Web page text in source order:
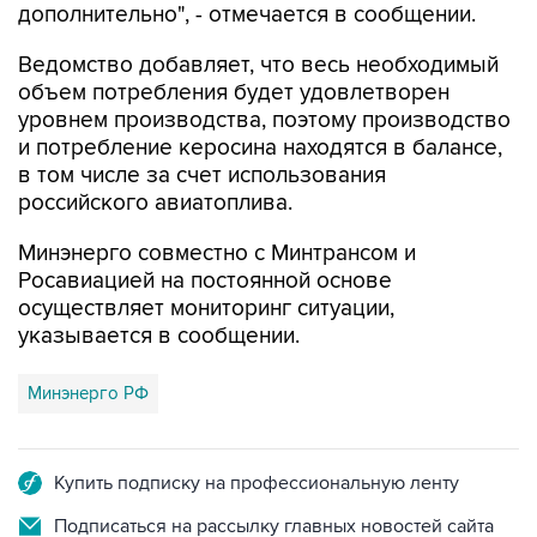
Ведомство добавляет, что весь необходимый
уровнем производства, поэтому производство
и потребление керосина находятся в балансе,
в том числе за счет использования
российского авиатоплива.
Минэнерго совместно с Минтрансом и
осуществляет мониторинг ситуации,
указывается в сообщении.
Минэнерго РФ
Подписаться на рассылку главных новостей сайта
Получать оперативные новости в официальном